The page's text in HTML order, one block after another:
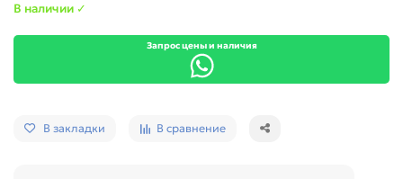
В наличии ✓
Запрос цены и наличия
В закладки В сравнение